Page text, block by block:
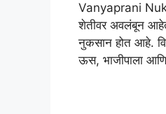
Vanyaprani
शेतीवर अवलंबून आहेत.
नुकसान होत आहे.
ऊस, भाजीपाला